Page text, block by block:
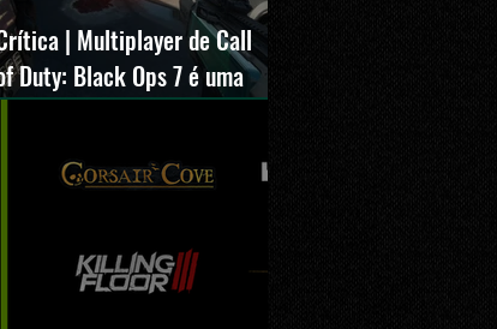
| Multiplayer de Call
Duty: Black Ops 7 é uma
positiva,